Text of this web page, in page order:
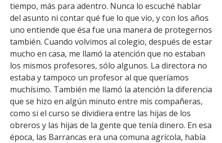
tiempo, más para adentro. Nunca lo escuché hablar
del asunto ni contar qué fue lo que vio, y con los años
uno entiende que ésa fue una manera de protegernos
también. Cuando volvimos al colegio, después de estar
mucho en casa, me llamó la atención que no estaban
los mismos profesores, sólo algunos. La directora no
estaba y tampoco un profesor al que queríamos
muchísimo. También me llamó la atención la diferencia
que se hizo en algún minuto entre mis compañeras,
como si el curso se dividiera entre las hijas de los
obreros y las hijas de la gente que tenía dinero. En esa
época, las Barrancas era una comuna agrícola, había